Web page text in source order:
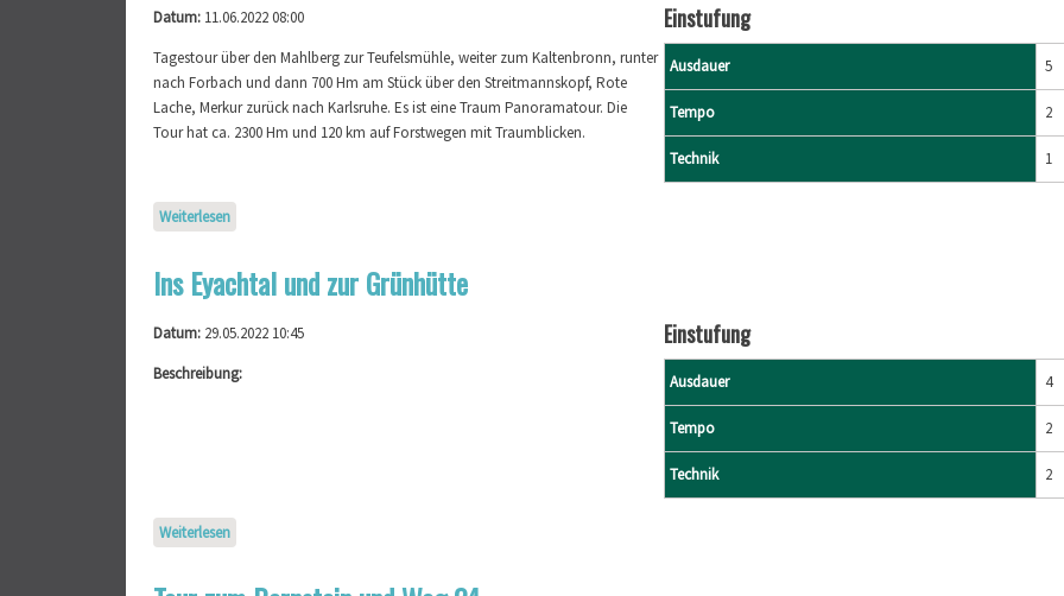
Datum: 11.06.2022 08:00
Tagestour über den Mahlberg zur Teufelsmühle, weiter zum Kaltenbronn, runter
nach Forbach und dann 700 Hm am Stück über den Streitmannskopf, Rote
Lache, Merkur zurück nach Karlsruhe. Es ist eine Traum Panoramatour. Die
Tour hat ca. 2300 Hm und 120 km auf Forstwegen mit Traumblicken.
Einstufung
Ausdauer 5
Tempo 2
Technik 1
Weiterlesen
Ins Eyachtal und zur Grünhütte
Datum: 29.05.2022 10:45
Beschreibung:
Einstufung
Ausdauer 4
Tempo 2
Technik 2
Weiterlesen